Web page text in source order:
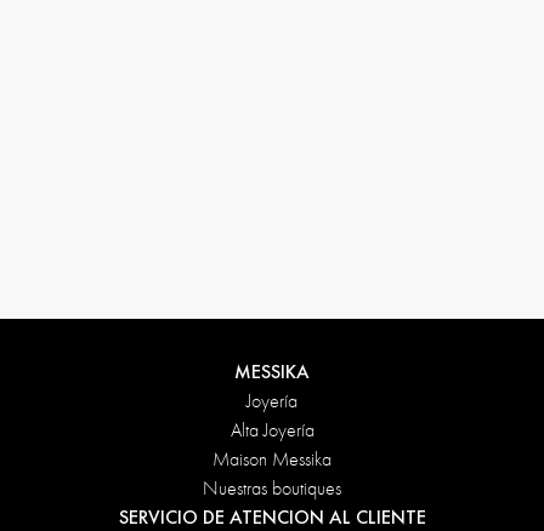
MESSIKA
Joyería
Alta Joyería
Maison Messika
Nuestras boutiques
SERVICIO DE ATENCION AL CLIENTE